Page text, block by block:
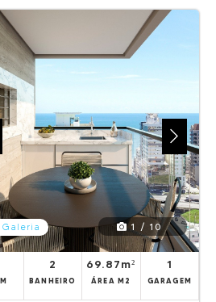
Galeria 1 / 10
2
BANHEIRO
69.87m²
ÁREA M2
1
GARAGEM